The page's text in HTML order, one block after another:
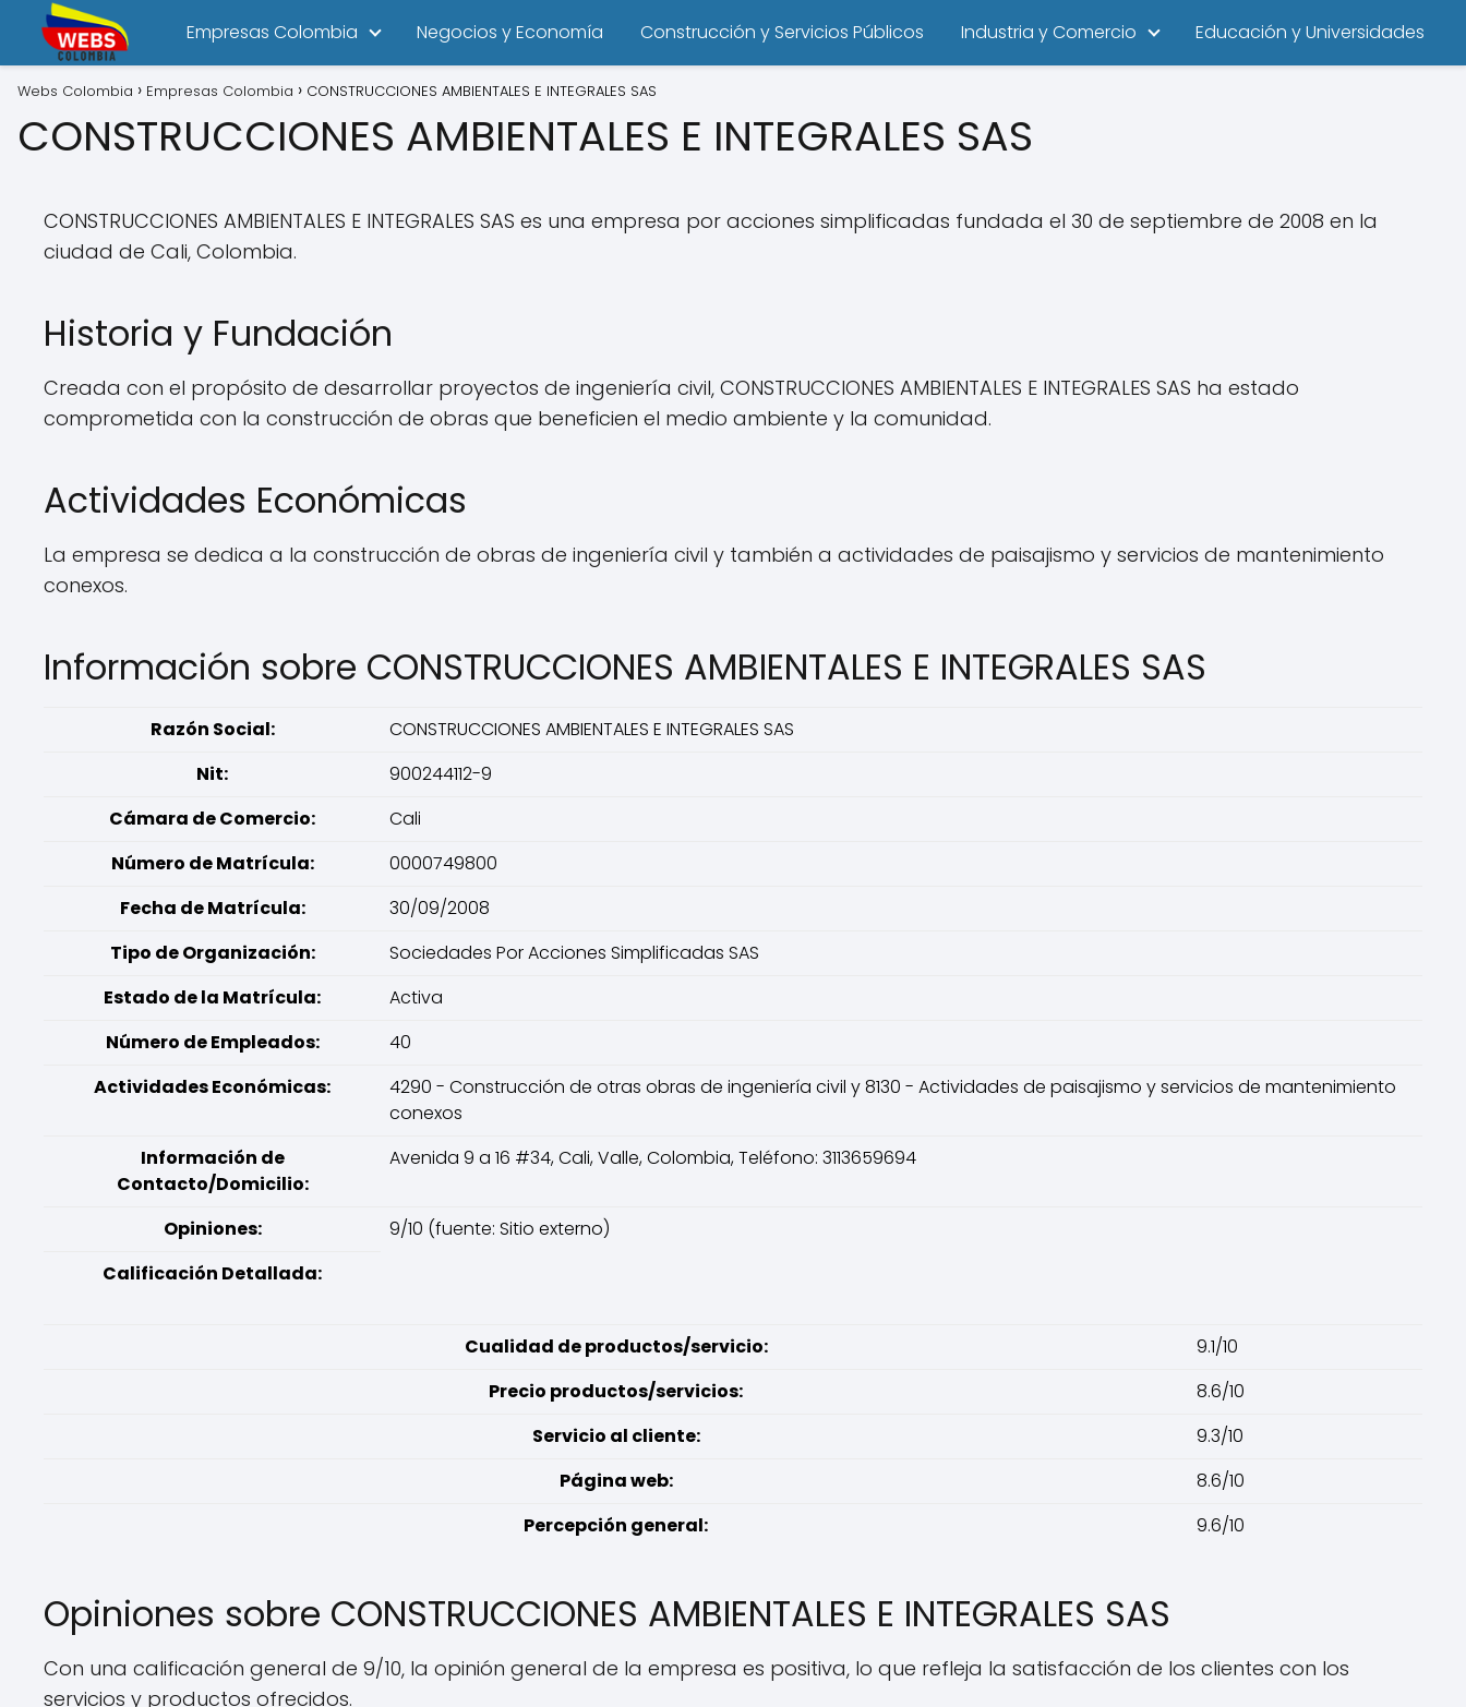
Empresas Colombia Negocios y Economía Construcción y Servicios Públicos Industria y Comercio Educación y Universidades
Webs Colombia Empresas Colombia CONSTRUCCIONES AMBIENTALES E INTEGRALES SAS
CONSTRUCCIONES AMBIENTALES E INTEGRALES SAS
CONSTRUCCIONES AMBIENTALES E INTEGRALES SAS es una empresa por acciones simplificadas fundada el 30 de septiembre de 2008 en la
ciudad de Cali, Colombia.
Historia y Fundación
Creada con el propósito de desarrollar proyectos de ingeniería civil, CONSTRUCCIONES AMBIENTALES E INTEGRALES SAS ha estado
comprometida con la construcción de obras que beneficien el medio ambiente y la comunidad.
Actividades Económicas
La empresa se dedica a la construcción de obras de ingeniería civil y también a actividades de paisajismo y servicios de mantenimiento
conexos.
Información sobre CONSTRUCCIONES AMBIENTALES E INTEGRALES SAS
Razón Social:
CONSTRUCCIONES AMBIENTALES E INTEGRALES SAS
Nit:
900244112-9
Cámara de Comercio:
Cali
Número de Matrícula:
0000749800
Fecha de Matrícula:
30/09/2008
Tipo de Organización:
Sociedades Por Acciones Simplificadas SAS
Estado de la Matrícula:
Activa
Número de Empleados:
40
Actividades Económicas:
4290 - Construcción de otras obras de ingeniería civil y 8130 - Actividades de paisajismo y servicios de mantenimiento
conexos
Información de
Contacto/Domicilio:
Avenida 9 a 16 #34, Cali, Valle, Colombia, Teléfono: 3113659694
Opiniones:
9/10 (fuente: Sitio externo)
Calificación Detallada:
Cualidad de productos/servicio:
9.1/10
Precio productos/servicios:
8.6/10
Servicio al cliente:
9.3/10
Página web:
8.6/10
Percepción general:
9.6/10
Opiniones sobre CONSTRUCCIONES AMBIENTALES E INTEGRALES SAS
Con una calificación general de 9/10, la opinión general de la empresa es positiva, lo que refleja la satisfacción de los clientes con los
servicios y productos ofrecidos.